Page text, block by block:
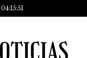
04:15:52